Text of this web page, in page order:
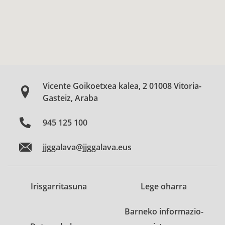
Vicente Goikoetxea kalea, 2 01008 Vitoria-
Gasteiz, Araba
945 125 100
jjggalava@jjggalava.eus
Irisgarritasuna Lege oharra
Barneko informazio-